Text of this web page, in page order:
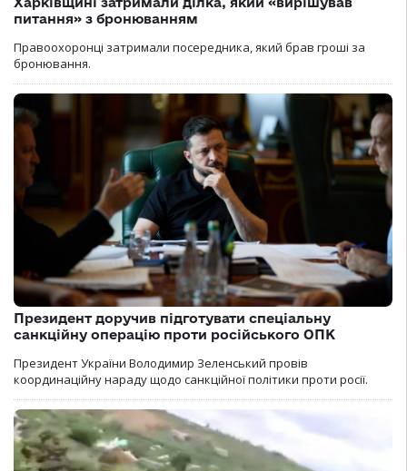
питання» з бронюванням
Правоохоронці затримали посередника, який брав гроші за
бронювання.
Президент доручив підготувати спеціальну
санкційну операцію проти російського ОПК
Президент України Володимир Зеленський провів
координаційну нараду щодо санкційної політики проти росії.